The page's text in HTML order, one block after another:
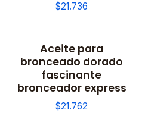
$21.736
Aceite para
bronceado dorado
fascinante
bronceador express
$21.762